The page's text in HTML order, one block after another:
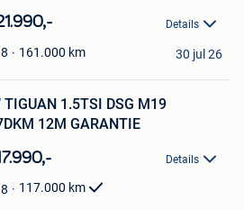
Details
161.000 km 30 jul 26
TIGUAN 1.5TSI DSG M19
12M GARANTIE
Details
117.000 km